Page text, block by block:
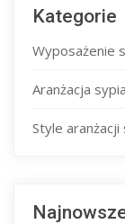
Kategorie
Wyposażenie
Aranżacja
Style aranżacji